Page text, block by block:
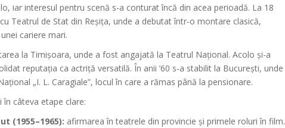
iar interesul pentru scenă s-a conturat încă din acea perioadă. La 18
Teatrul de Stat din Reșița, unde a debutat într-o montare clasică,
cariere mari.
la Timișoara, unde a fost angajată la Teatrul Național. Acolo și-a
reputația ca actriță versatilă. În anii ’60 s-a stabilit la București, unde
„I. L. Caragiale”, locul în care a rămas până la pensionare.
câteva etape clare:
(1955–1965): afirmarea în teatrele din provincie și primele roluri în film.